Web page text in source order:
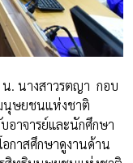
นางสาวรตญา กอบ
นุษยชนแห่งชาติ
อาจารย์และนักศึกษา
อกาสศึกษาดูงานด้าน